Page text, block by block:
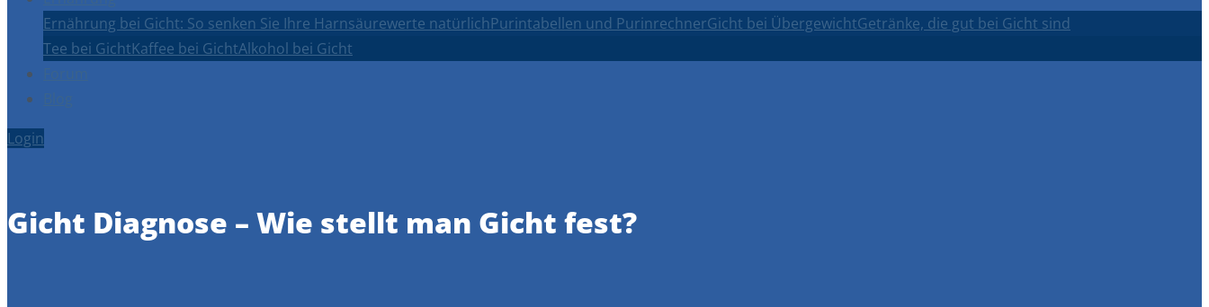
Ernährung bei Gicht: So senken Sie Ihre Harnsäurewerte natürlichPurintabellen und PurinrechnerGicht bei ÜbergewichtGetränke, die gut bei Gicht sind
Tee bei GichtKaffee bei GichtAlkohol bei Gicht
Login
Gicht Diagnose – Wie stellt man Gicht fest?